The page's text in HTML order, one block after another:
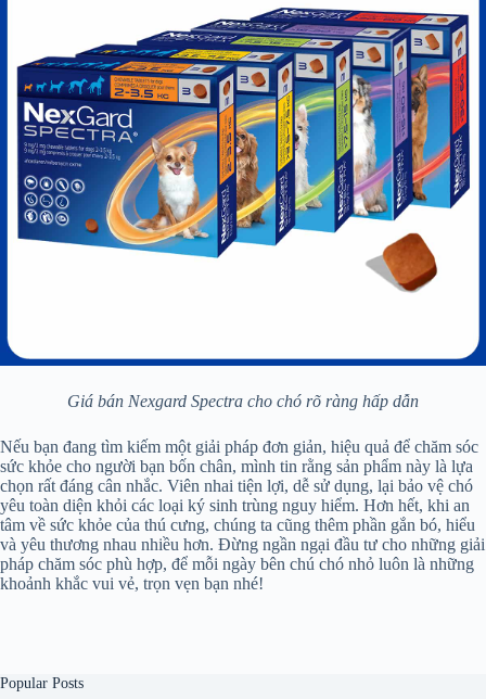
Giá bán Nexgard Spectra cho chó rõ ràng hấp dẫn
Nếu bạn đang tìm kiếm một giải pháp đơn giản, hiệu quả để chăm sóc
sức khỏe cho người bạn bốn chân, mình tin rằng sản phẩm này là lựa
chọn rất đáng cân nhắc. Viên nhai tiện lợi, dễ sử dụng, lại bảo vệ chó
yêu toàn diện khỏi các loại ký sinh trùng nguy hiểm. Hơn hết, khi an
tâm về sức khỏe của thú cưng, chúng ta cũng thêm phần gắn bó, hiểu
và yêu thương nhau nhiều hơn. Đừng ngần ngại đầu tư cho những giải
pháp chăm sóc phù hợp, để mỗi ngày bên chú chó nhỏ luôn là những
khoảnh khắc vui vẻ, trọn vẹn bạn nhé!
Popular Posts